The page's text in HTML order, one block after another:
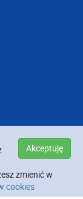
Akceptuję
zmienić w
cookies